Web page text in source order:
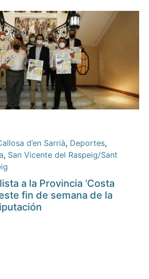
d’en Sarrià, Deportes,
, San Vicente del Raspeig/Sant
a la Provincia ‘Costa
fin de semana de la